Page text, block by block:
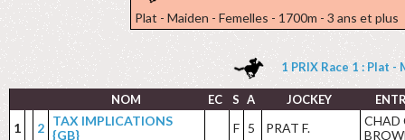
Plat - Maiden - Femelles - 1700m - 3 ans et plus
1 PRIX Race 1 : Plat
NOM EC S A JOCKEY
1 2 TAX IMPLICATIONS
{GB}
F 5 PRAT F.
CHAD